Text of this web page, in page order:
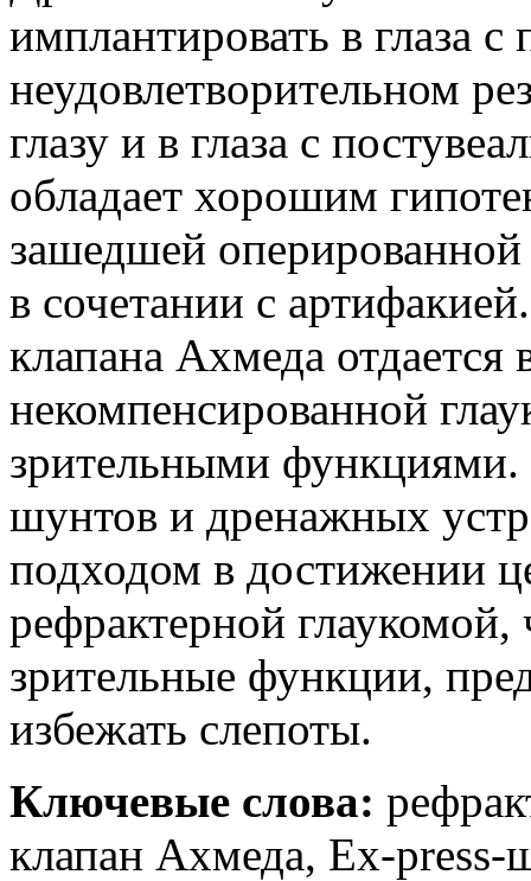
имплантировать в глаза
неудовлетворительном
глазу и в глаза с
обладает хорошим
зашедшей
в сочетании с
клапана Ахмеда
некомпенсированной
зрительными функциями.
шунтов и дренажных
подходом в достижении
рефрактерной глаукомой,
зрительные функции,
избежать слепоты.
Ключевые слова:
клапан Ахмеда, Ex-press-